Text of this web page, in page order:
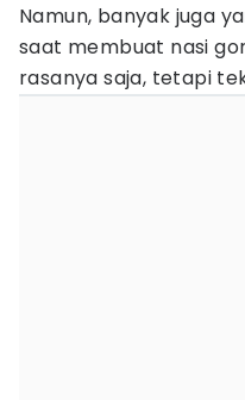
Namun, banyak juga
saat membuat nasi
rasanya saja, tetapi